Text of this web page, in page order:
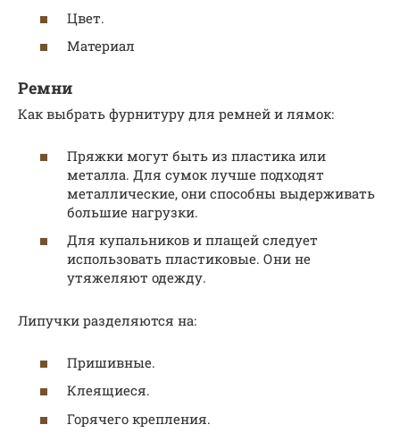
Цвет.
Материал
Ремни
Как выбрать фурнитуру для ремней и лямок:
Пряжки могут быть из пластика или
металла. Для сумок лучше подходят
металлические, они способны выдерживать
большие нагрузки.
Для купальников и плащей следует
использовать пластиковые. Они не
утяжеляют одежду.
Липучки разделяются на:
Пришивные.
Клеящиеся.
Горячего крепления.